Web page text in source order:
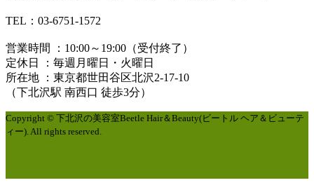
TEL：03-6751-1572
営業時間 ：10:00～19:00（受付終了）
定休日 ：毎週月曜日・火曜日
所在地 ：東京都世田谷区北沢2-17-10
（下北沢駅 南西口 徒歩3分）
Copyright © 下北沢の美容室Beetle Hair＆Beauty(ビートル ヘア＆ビューテ
ィー). All rights reserved.